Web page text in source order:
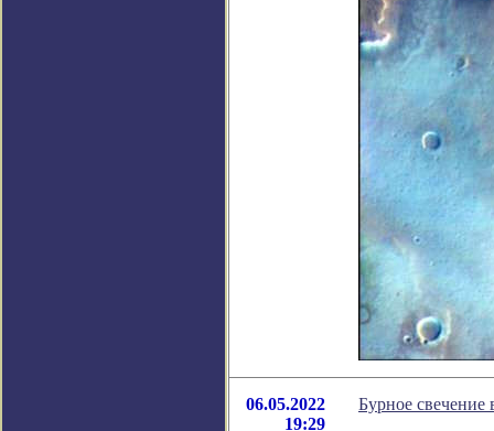
06.05.2022
19:29
Бурное свечение